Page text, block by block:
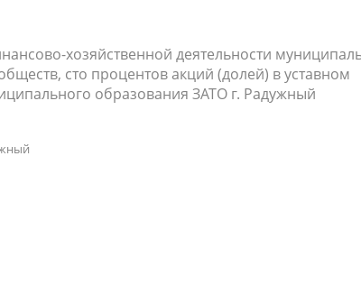
хозяйственной деятельности
сто процентов акций (долей) в уставном
образования ЗАТО г. Радужный